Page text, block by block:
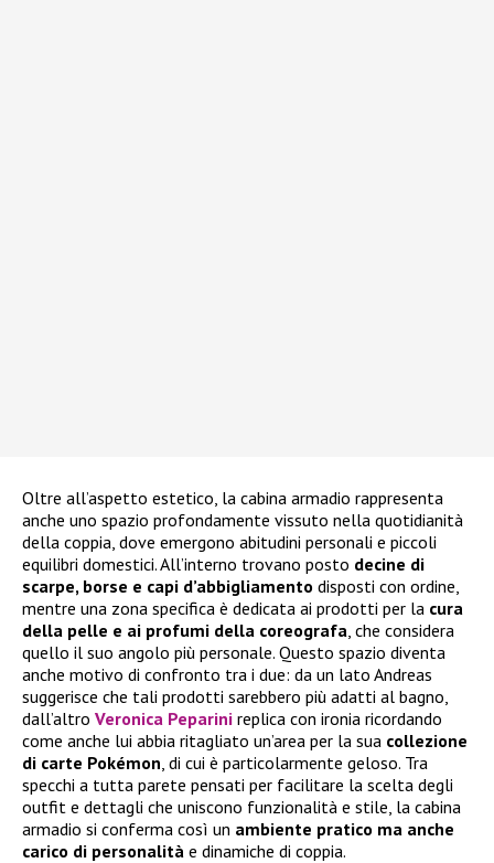
Oltre all’aspetto estetico, la cabina armadio rappresenta
anche uno spazio profondamente vissuto nella quotidianità
della coppia, dove emergono abitudini personali e piccoli
equilibri domestici. All’interno trovano posto decine di
scarpe, borse e capi d’abbigliamento disposti con ordine,
mentre una zona specifica è dedicata ai prodotti per la cura
della pelle e ai profumi della coreografa , che considera
quello il suo angolo più personale. Questo spazio diventa
anche motivo di confronto tra i due: da un lato Andreas
suggerisce che tali prodotti sarebbero più adatti al bagno,
dall’altro Veronica Peparini replica con ironia ricordando
come anche lui abbia ritagliato un’area per la sua collezione
di carte Pokémon , di cui è particolarmente geloso. Tra
specchi a tutta parete pensati per facilitare la scelta degli
outfit e dettagli che uniscono funzionalità e stile, la cabina
armadio si conferma così un ambiente pratico ma anche
carico di personalità e dinamiche di coppia.